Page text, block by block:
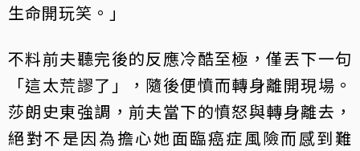
生命開玩笑。」
不料前夫聽完後的反應冷酷至極，僅丟下一句
「這太荒謬了」，隨後便憤而轉身離開現場。
莎朗史東強調，前夫當下的憤怒與轉身離去，
絕對不是因為擔心她面臨癌症風險而感到難